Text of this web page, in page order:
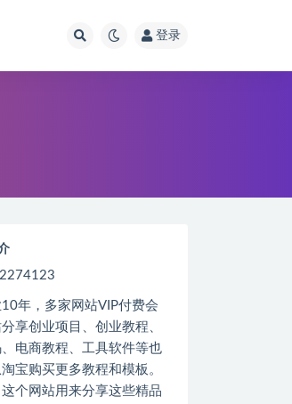
登录
10年，多家网站VIP付费会
享创业项目、创业教程、
电商教程、工具软件等也
宝购买更多教程和模板。
个网站用来分享这些精品